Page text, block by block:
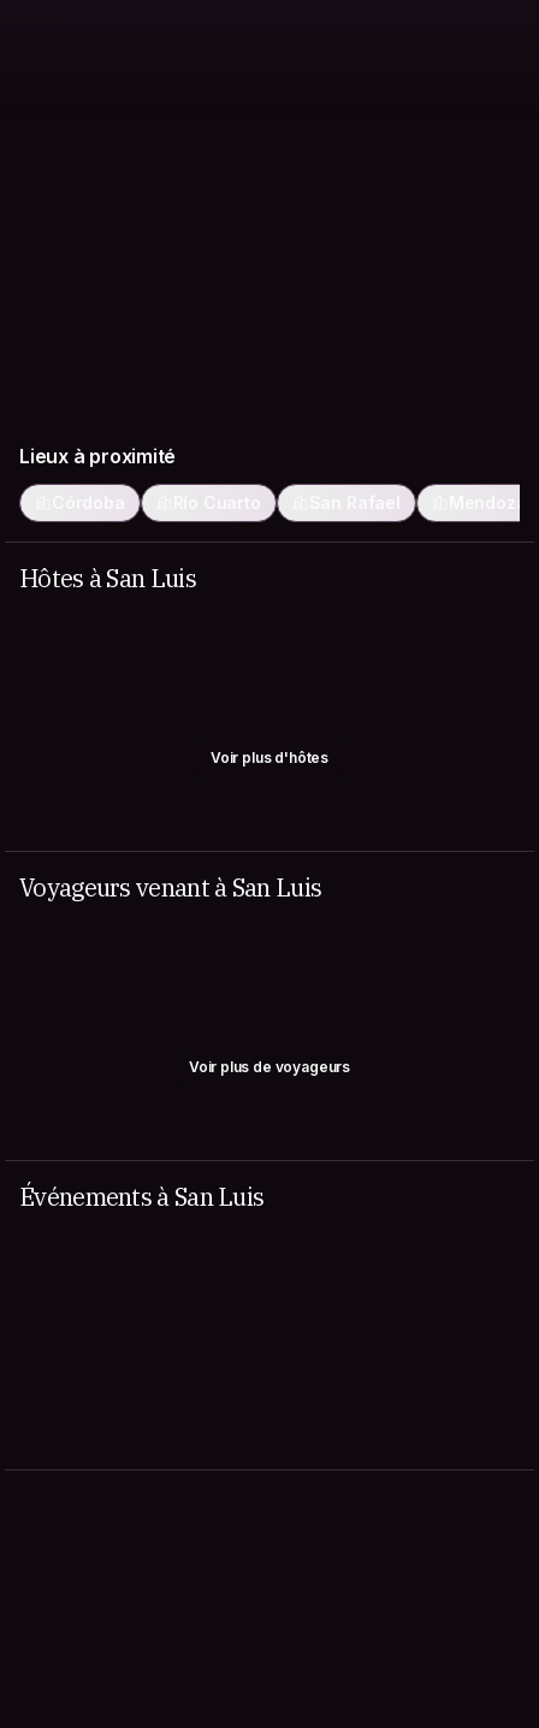
Lieux à proximité
Córdoba Río Cuarto San Rafael Mendoza
Hôtes à San Luis
Voir plus d'hôtes
Voyageurs venant à San Luis
Voir plus de voyageurs
Événements à San Luis